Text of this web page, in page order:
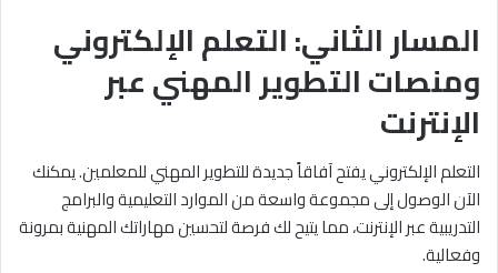
المسار الثاني: التعلم الإلكتروني
ومنصات التطوير المهني عبر
الإنترنت
التعلم الإلكتروني يفتح آفاقاً جديدة للتطوير المهني للمعلمين. يمكنك
الآن الوصول إلى مجموعة واسعة من الموارد التعليمية والبرامج
التدريبية عبر الإنترنت، مما يتيح لك فرصة لتحسين مهاراتك المهنية بمرونة
وفعالية.